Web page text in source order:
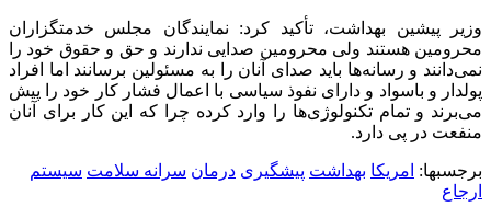
وزیر پیشین بهداشت، تأکید کرد: نمایندگان مجلس خدمتگزاران
محرومین هستند ولی محرومین صدایی ندارند و حق و حقوق خود را
نمی‌دانند و رسانه‌ها باید صدای آنان را به مسئولین برسانند اما افراد
پولدار و باسواد و دارای نفوذ سیاسی با اعمال فشار کار خود را پیش
می‌برند و تمام تکنولوژی‌ها را وارد کرده چرا که این کار برای آنان
منفعت در پی دارد.
برجسبها: امریکا بهداشت پیشگیری درمان سرانه سلامت سیستم
ارجاع